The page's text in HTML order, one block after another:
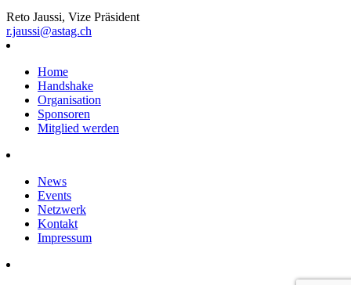
Reto Jaussi, Vize Präsident
r.jaussi@astag.ch
Home
Handshake
Organisation
Sponsoren
Mitglied werden
News
Events
Netzwerk
Kontakt
Impressum